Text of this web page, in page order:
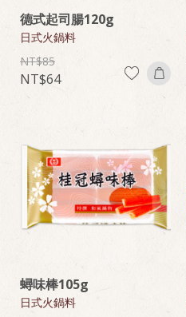
德式起司腸120g
日式火鍋料
85
64
蟳味棒105g
日式火鍋料